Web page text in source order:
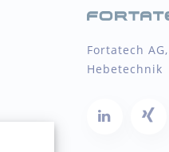
Fortatech
Hebetechnik